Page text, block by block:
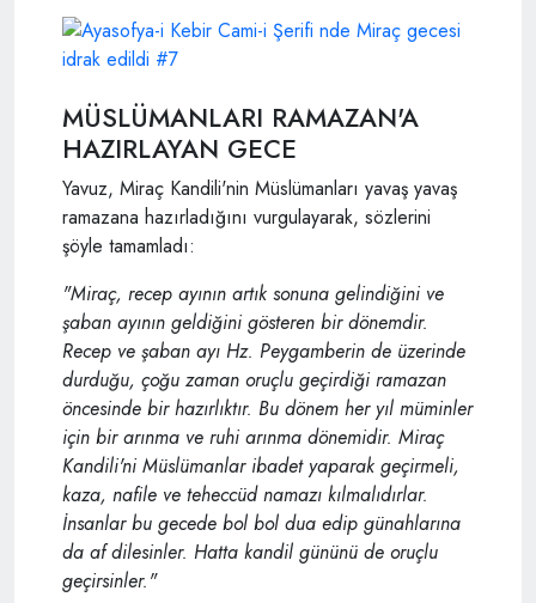
MÜSLÜMANLARI RAMAZAN'A
HAZIRLAYAN GECE
Yavuz, Miraç Kandili'nin Müslümanları yavaş yavaş
ramazana hazırladığını vurgulayarak, sözlerini
şöyle tamamladı:
"Miraç, recep ayının artık sonuna gelindiğini ve
şaban ayının geldiğini gösteren bir dönemdir.
Recep ve şaban ayı Hz. Peygamberin de üzerinde
durduğu, çoğu zaman oruçlu geçirdiği ramazan
öncesinde bir hazırlıktır. Bu dönem her yıl müminler
için bir arınma ve ruhi arınma dönemidir. Miraç
Kandili'ni Müslümanlar ibadet yaparak geçirmeli,
kaza, nafile ve teheccüd namazı kılmalıdırlar.
İnsanlar bu gecede bol bol dua edip günahlarına
da af dilesinler. Hatta kandil gününü de oruçlu
geçirsinler."